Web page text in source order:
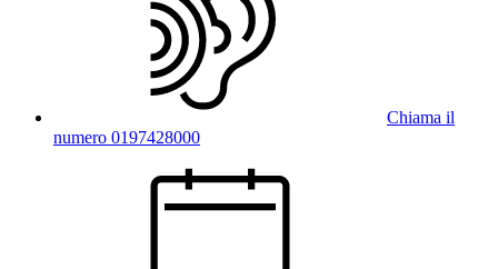
Chiama il
numero 0197428000